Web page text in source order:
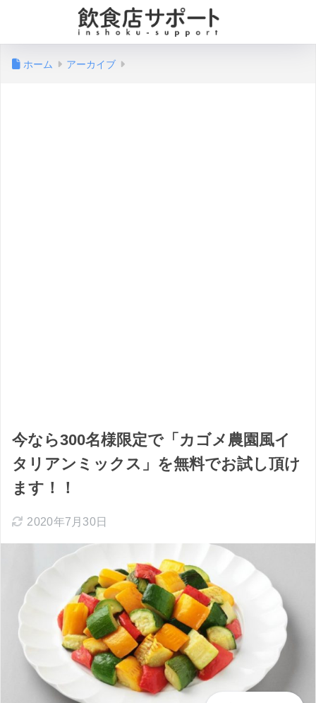
ホーム アーカイブ
今なら300名様限定で「カゴメ農園風イ
タリアンミックス」を無料でお試し頂け
ます！！
2020年7月30日